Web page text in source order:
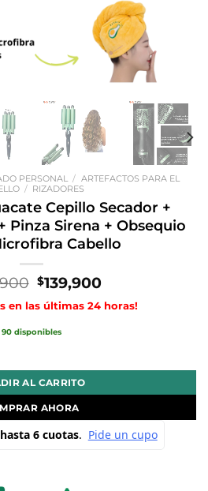
PERSONAL / ARTEFACTOS PARA EL
/ RIZADORES
Cepillo Secador +
Pinza Sirena + Obsequio
Cabello
El
precio
original
era:
$139,900El
precio
actual
en las últimas 24 horas!
90 disponibles
AL CARRITO
AHORA